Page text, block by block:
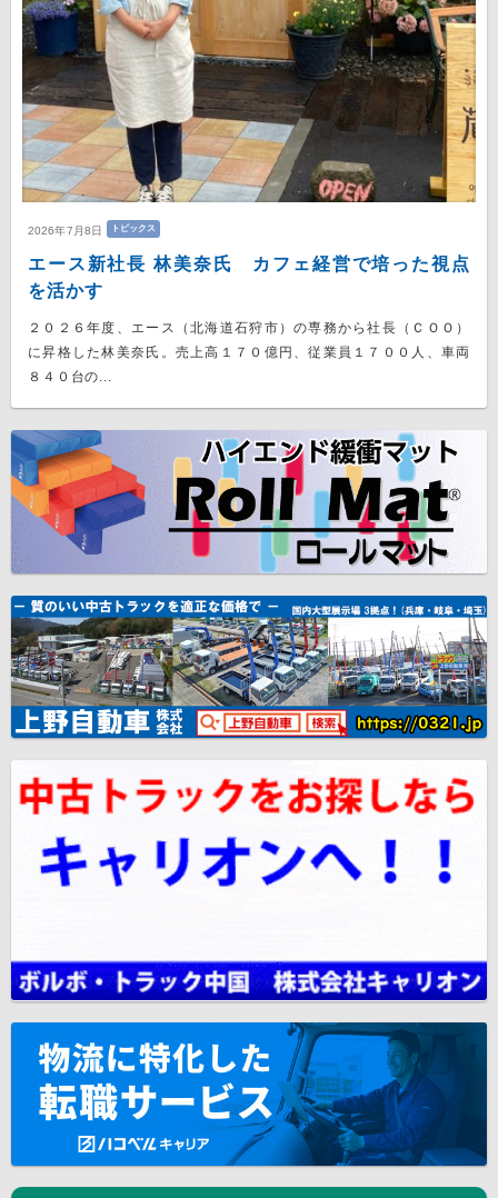
2026年7月8日 トピックス
エース新社長 林美奈氏 カフェ経営で培った視点
を活かす
２０２６年度、エース（北海道石狩市）の専務から社長（ＣＯＯ）
に昇格した林美奈氏。売上高１７０億円、従業員１７００人、車両
８４０台の...